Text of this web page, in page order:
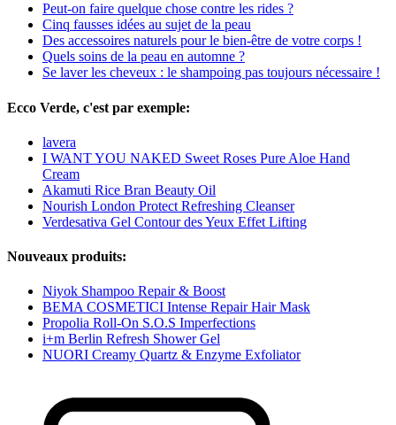
Peut-on faire quelque chose contre les rides ?
Cinq fausses idées au sujet de la peau
Des accessoires naturels pour le bien-être de votre corps !
Quels soins de la peau en automne ?
Se laver les cheveux : le shampoing pas toujours nécessaire !
Ecco Verde, c'est par exemple:
lavera
I WANT YOU NAKED Sweet Roses Pure Aloe Hand
Cream
Akamuti Rice Bran Beauty Oil
Nourish London Protect Refreshing Cleanser
Verdesativa Gel Contour des Yeux Effet Lifting
Nouveaux produits:
Niyok Shampoo Repair & Boost
BEMA COSMETICI Intense Repair Hair Mask
Propolia Roll-On S.O.S Imperfections
i+m Berlin Refresh Shower Gel
NUORI Creamy Quartz & Enzyme Exfoliator